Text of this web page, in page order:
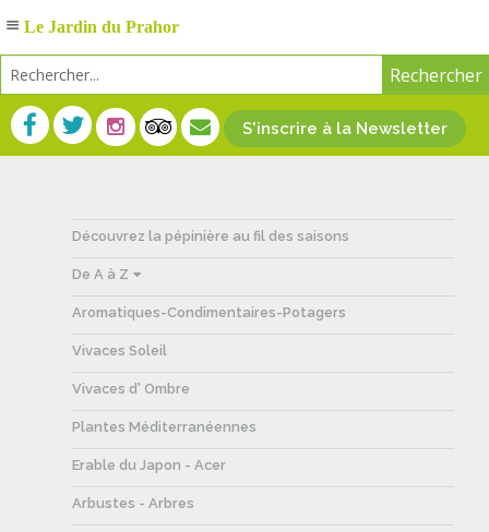
S'inscrire à la Newsletter
Découvrez la pépinière au fil des saisons
De A à Z
Aromatiques-Condimentaires-Potagers
Vivaces Soleil
Vivaces d' Ombre
Plantes Méditerranéennes
Erable du Japon - Acer
Arbustes - Arbres
Le Jardin du Prahor